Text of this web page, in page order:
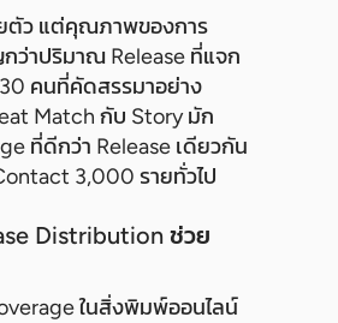
ตัว แต่คุณภาพของการ
ว่าปริมาณ Release ที่แจก
คนที่คัดสรรมาอย่าง
Match กับ Story มัก
ที่ดีกว่า Release เดียวกัน
3,000 รายทั่วไป
Distribution ช่วย
ในสิ่งพิมพ์ออนไลน์